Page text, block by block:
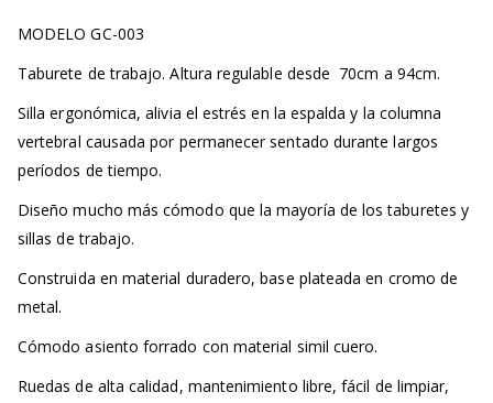
MODELO GC-003
Taburete de trabajo. Altura regulable desde 70cm a 94cm.
Silla ergonómica, alivia el estrés en la espalda y la columna
vertebral causada por permanecer sentado durante largos
períodos de tiempo.
Diseño mucho más cómodo que la mayoría de los taburetes y
sillas de trabajo.
Construida en material duradero, base plateada en cromo de
metal.
Cómodo asiento forrado con material simil cuero.
Ruedas de alta calidad, mantenimiento libre, fácil de limpiar,